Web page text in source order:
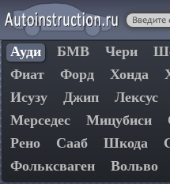
Ауди БМВ Чери
Фиат
Форд Хонда
Исузу
Джип Лексус
Мерседес
Мицубиси
Рено
Сааб Шкода
Фольксваген
Вольво